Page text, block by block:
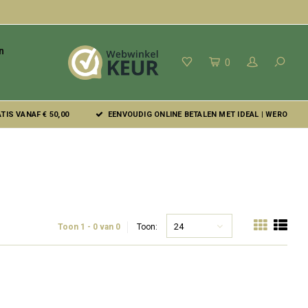
0
VANAF € 50,00 EENVOUDIG ONLINE BETALEN MET IDEAL | WERO
Toon 1 - 0 van 0 Toon: 24